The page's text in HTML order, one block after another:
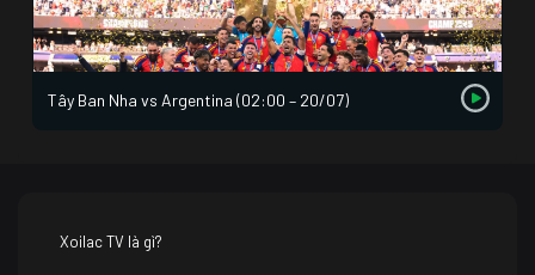
Tây Ban Nha vs Argentina (02:00 – 20/07)
Xoilac TV là gì?